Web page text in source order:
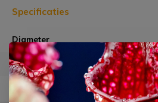
Specificaties
Diameter
Hoogte
Materiaal